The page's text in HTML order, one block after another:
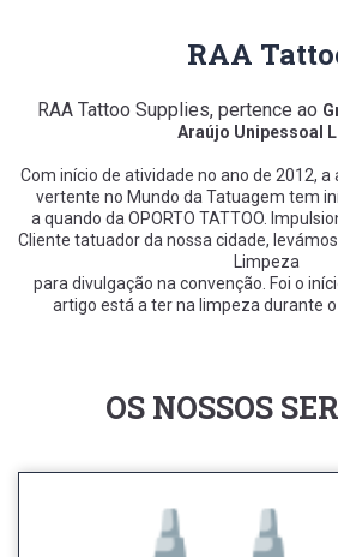
RAA
RAA Tattoo Supplies, pertence ao
Araújo Unipessoal
Com início de atividade no ano de 2012,
vertente no Mundo da Tatuagem tem
a quando da OPORTO TATTOO.
Cliente tatuador da nossa cidade, l
Limpeza
para divulgação na convenção. Foi o
artigo está a ter na limpeza durante
OS NOSSOS